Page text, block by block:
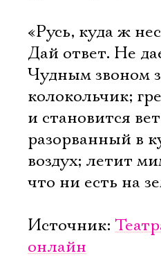
«Русь, куда ж
Дай ответ. Не
Чудным звоном
колокольчик;
и становится
разорванный в
воздух; летит
что ни есть на
Источник:
онлайн